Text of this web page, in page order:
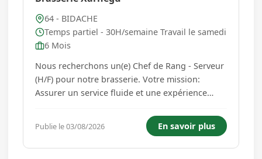
64 - BIDACHE
Temps partiel - 30H/semaine Travail le samedi
6 Mois
Nous recherchons un(e) Chef de Rang - Serveur
(H/F) pour notre brasserie. Votre mission:
Assurer un service fluide et une expérience
Organiser et superviser le service. Garantir un
accueil chaleureux et une satisfaction client
optimale. Gérer les pr...
Publie le 03/08/2026 En savoir plus